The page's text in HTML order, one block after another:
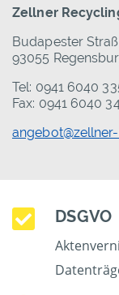
Zellner
Budapester
93055
Tel: 0941 6040
Fax: 0941 6040
DSGVO